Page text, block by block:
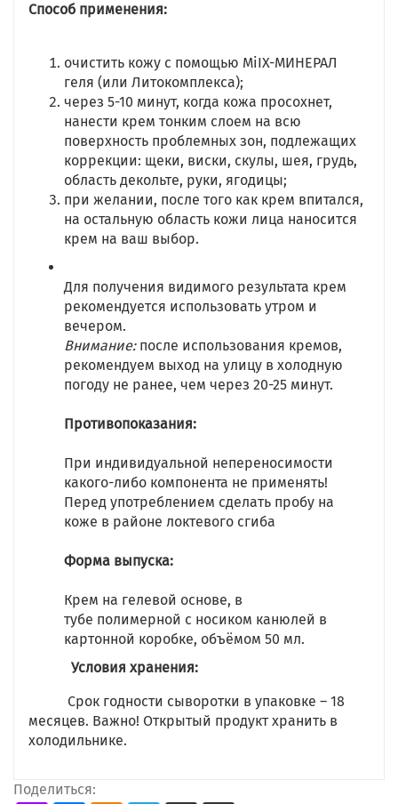
Способ применения:
очистить кожу с помощью МiIX-МИНЕРАЛ
геля (или Литокомплекса);
через 5-10 минут, когда кожа просохнет,
нанести крем тонким слоем на всю
поверхность проблемных зон, подлежащих
коррекции: щеки, виски, скулы, шея, грудь,
область декольте, руки, ягодицы;
при желании, после того как крем впитался,
на остальную область кожи лица наносится
крем на ваш выбор.
Для получения видимого результата крем
рекомендуется использовать утром и
вечером.
Внимание: после использования кремов,
рекомендуем выход на улицу в холодную
погоду не ранее, чем через 20-25 минут.
Противопоказания:
При индивидуальной непереносимости
какого-либо компонента не применять!
Перед употреблением сделать пробу на
коже в районе локтевого сгиба
Форма выпуска:
Крем на гелевой основе, в
тубе полимерной с носиком канюлей в
картонной коробке, объёмом 50 мл.
Условия хранения:
Срок годности сыворотки в упаковке – 18
месяцев. Важно! Открытый продукт хранить в
холодильнике.
Поделиться: